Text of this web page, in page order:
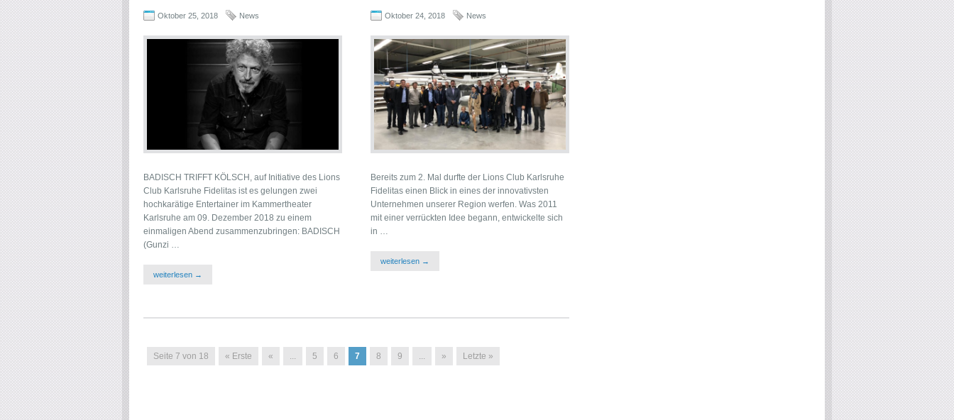
Oktober 25, 2018 News
BADISCH TRIFFT KÖLSCH, auf Initiative des Lions
Club Karlsruhe Fidelitas ist es gelungen zwei
hochkarätige Entertainer im Kammertheater
Karlsruhe am 09. Dezember 2018 zu einem
einmaligen Abend zusammenzubringen: BADISCH
(Gunzi …
weiterlesen →
Oktober 24, 2018 News
Bereits zum 2. Mal durfte der Lions Club Karlsruhe
Fidelitas einen Blick in eines der innovativsten
Unternehmen unserer Region werfen. Was 2011
mit einer verrückten Idee begann, entwickelte sich
in …
weiterlesen →
Seite 7 von 18 « Erste « ... 5 6 7 8 9 ... » Letzte »